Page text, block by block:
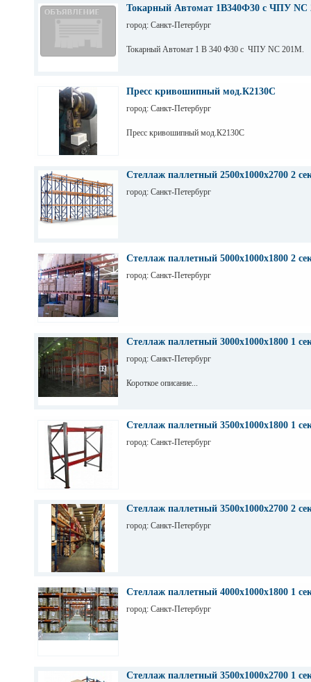
Токарный Автомат 1В340Ф30 с ЧПУ NC
город: Санкт-Петербург
Токарный Автомат 1 В 340 Ф30 с ЧПУ NC 201M.
Пресс кривошипный мод.К2130С
город: Санкт-Петербург
Пресс кривошипный мод.К2130С
Стеллаж паллетный 2500х1000х2700 2
город: Санкт-Петербург
Стеллаж паллетный 5000х1000х1800 2
город: Санкт-Петербург
Стеллаж паллетный 3000х1000х1800 1
город: Санкт-Петербург
Короткое описание...
Стеллаж паллетный 3500х1000х1800 1
город: Санкт-Петербург
Стеллаж паллетный 3500х1000х2700 2
город: Санкт-Петербург
Стеллаж паллетный 4000х1000х1800 1
город: Санкт-Петербург
Стеллаж паллетный 3500х1000х2700 1